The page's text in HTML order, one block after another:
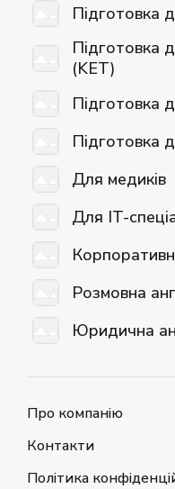
Підготовка
Підготовка
(KET)
Підготовка
Підготовка
Для медиків
Для IT-
Розмовна
Юридична
Про компанію
Контакти
Політика